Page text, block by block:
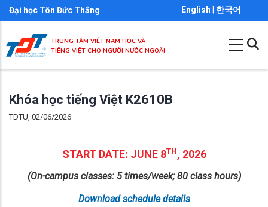
Nhảy
đến
nội
dung
Đại học Tôn Đức Thắng English 한국어
TRUNG TÂM VIỆT NAM HỌC VÀ
TIẾNG VIỆT CHO NGƯỜI NƯỚC NGOÀI
Khóa học tiếng Việt K2610B
TDTU, 02/06/2026
START DATE: JUNE 8TH, 2026
(On-campus classes: 5 times/week; 80 class hours)
Download schedule details